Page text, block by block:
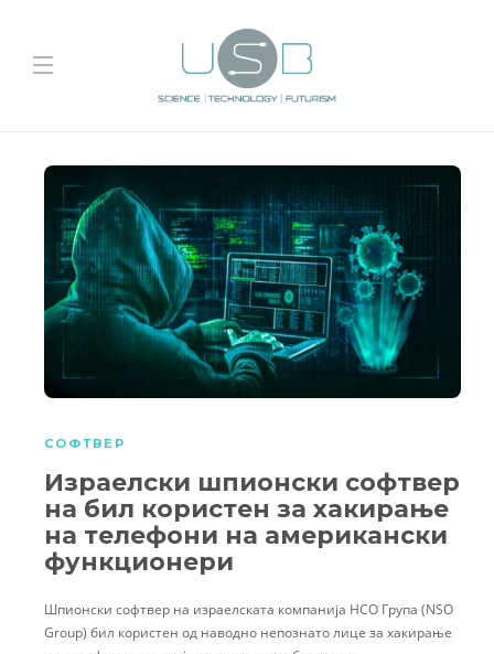
СОФТВЕР
Израелски шпионски софтвер
на бил користен за хакирање
на телефони на американски
функционери
Шпионски софтвер на израелската компанија НСО Група (NSO
Group) бил користен од наводно непознато лице за хакирање